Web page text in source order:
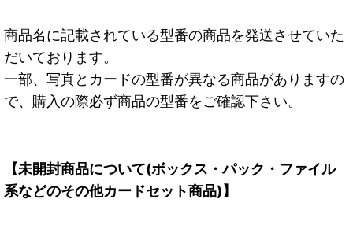
商品名に記載されている型番の商品を発送させていた
だいております。
一部、写真とカードの型番が異なる商品がありますの
で、購入の際必ず商品の型番をご確認下さい。
【未開封商品について(ボックス・パック・ファイル
系などのその他カードセット商品)】